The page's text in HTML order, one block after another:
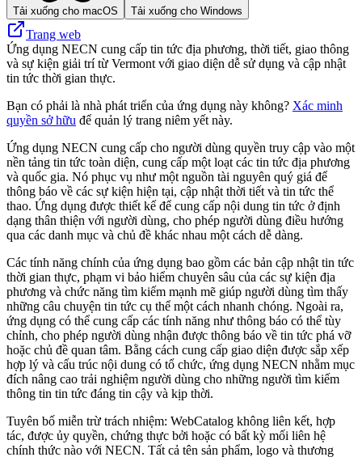
Tải xuống cho macOS Tải xuống cho Windows
Trang web
Ứng dụng NECN cung cấp tin tức địa phương, thời tiết, giao thông
và sự kiện giải trí từ Vermont với giao diện dễ sử dụng và cập nhật
tin tức thời gian thực.
Bạn có phải là nhà phát triển của ứng dụng này không? Xác minh
quyền sở hữu để quản lý trang niêm yết này.
Ứng dụng NECN cung cấp cho người dùng quyền truy cập vào một
nền tảng tin tức toàn diện, cung cấp một loạt các tin tức địa phương
và quốc gia. Nó phục vụ như một nguồn tài nguyên quý giá để
thông báo về các sự kiện hiện tại, cập nhật thời tiết và tin tức thể
thao. Ứng dụng được thiết kế để cung cấp nội dung tin tức ở định
dạng thân thiện với người dùng, cho phép người dùng điều hướng
qua các danh mục và chủ đề khác nhau một cách dễ dàng.
Các tính năng chính của ứng dụng bao gồm các bản cập nhật tin tức
thời gian thực, phạm vi bảo hiểm chuyên sâu của các sự kiện địa
phương và chức năng tìm kiếm mạnh mẽ giúp người dùng tìm thấy
những câu chuyện tin tức cụ thể một cách nhanh chóng. Ngoài ra,
ứng dụng có thể cung cấp các tính năng như thông báo có thể tùy
chỉnh, cho phép người dùng nhận được thông báo về tin tức phá vỡ
hoặc chủ đề quan tâm. Bằng cách cung cấp giao diện được sắp xếp
hợp lý và cấu trúc nội dung có tổ chức, ứng dụng NECN nhằm mục
đích nâng cao trải nghiệm người dùng cho những người tìm kiếm
thông tin tin tức đáng tin cậy và kịp thời.
Tuyên bố miễn trừ trách nhiệm: WebCatalog không liên kết, hợp
tác, được ủy quyền, chứng thực bởi hoặc có bất kỳ mối liên hệ
chính thức nào với NECN. Tất cả tên sản phẩm, logo và thương